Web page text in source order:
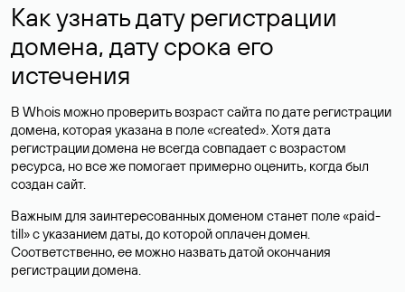
Как узнать дату регистрации
домена, дату срока его
истечения
В Whois можно проверить возраст сайта по дате регистрации
домена, которая указана в поле «created». Хотя дата
регистрации домена не всегда совпадает с возрастом
ресурса, но все же помогает примерно оценить, когда был
создан сайт.
Важным для заинтересованных доменом станет поле «paid-
till» с указанием даты, до которой оплачен домен.
Соответственно, ее можно назвать датой окончания
регистрации домена.